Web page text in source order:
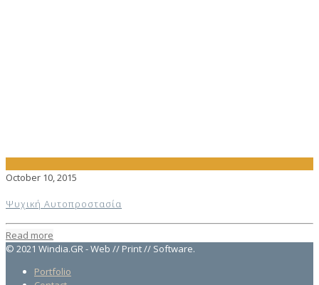
October 10, 2015
Ψυχική Αυτοπροστασία
Read more
© 2021 Windia.GR - Web // Print // Software.
Portfolio